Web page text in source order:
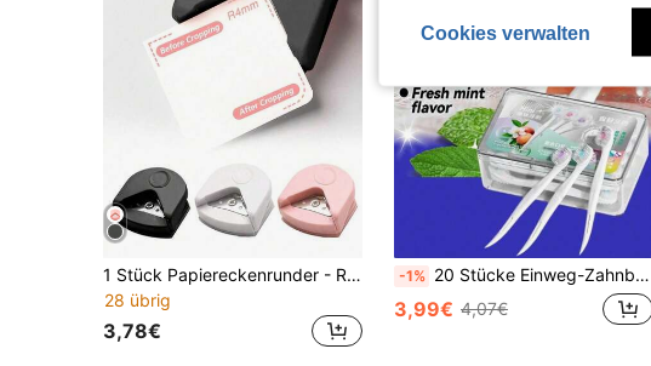
1 Stück Papiereckenrunder - R4 4mm Eckenausstecher Werkzeug, Eckenrunder R4 Eckenlocher, tragbarer Papierschneider für laminierte Karten, Karton, Scrapbooking, Fotokarten, Papierschneiden DIY Basteln Locher für Büro, Schule, Weihnachtsgeschenke
28 übrig
3,78€
-1% 20 Stücke Einweg-Zahnbürstenset mit ABS Reiseetui, tragbare Zahnbürste, multifunktional für Erwachsene zum Reisen, für frischen Atem, multifunktionale Mundpflegebürstendose (harte Borsten effektiv für Zahnreinigung), Rückkehr zur Schulzeit
3,99€ 4,07€
Cookies verwalten